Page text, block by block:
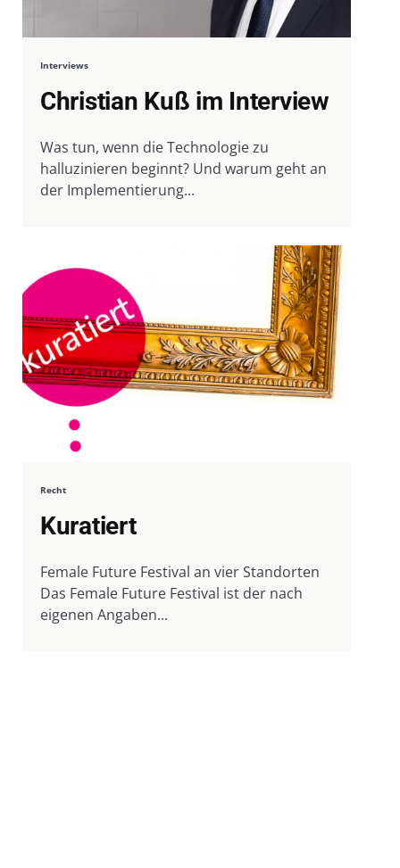
Interviews
Christian Kuß im Interview
Was tun, wenn die Technologie zu
halluzinieren beginnt? Und warum geht an
der Implementierung...
Recht
Kuratiert
Female Future Festival an vier Standorten
Das Female Future Festival ist der nach
eigenen Angaben...